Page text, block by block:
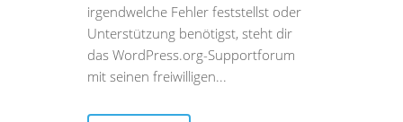
irgendwelche Fehler feststellst oder
Unterstützung benötigst, steht dir
das WordPress.org-Supportforum
mit seinen freiwilligen...